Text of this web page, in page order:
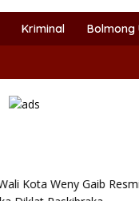
Kriminal Bolmong